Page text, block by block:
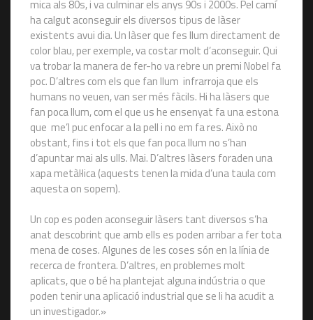
mica als 80s, i va culminar els anys 90s i 2000s. Pel camí
ha calgut aconseguir els diversos tipus de làser
existents avui dia. Un làser que fes llum directament de
color blau, per exemple, va costar molt d’aconseguir. Qui
va trobar la manera de fer-ho va rebre un premi Nobel fa
poc. D’altres com els que fan llum infrarroja que els
humans no veuen, van ser més fàcils. Hi ha làsers que
fan poca llum, com el que us he ensenyat fa una estona
que me’l puc enfocar a la pell i no em fa res. Això no
obstant, fins i tot els que fan poca llum no s’han
d’apuntar mai als ulls. Mai. D’altres làsers foraden una
xapa metàl·lica (aquests tenen la mida d’una taula com
aquesta on sopem).
Un cop es poden aconseguir làsers tant diversos s’ha
anat descobrint que amb ells es poden arribar a fer tota
mena de coses. Algunes de les coses són en la línia de
recerca de frontera. D’altres, en problemes molt
aplicats, que o bé ha plantejat alguna indústria o que
poden tenir una aplicació industrial que se li ha acudit a
un investigador.»